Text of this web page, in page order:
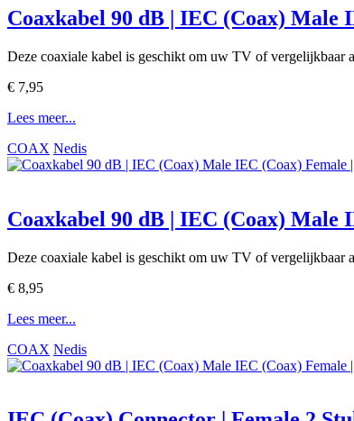
Coaxkabel 90 dB | IEC (Coax) Male
Deze coaxiale kabel is geschikt om uw TV of vergelijkbaar
€ 7,95
Lees meer...
COAX Nedis
Coaxkabel 90 dB | IEC (Coax) Male
Deze coaxiale kabel is geschikt om uw TV of vergelijkbaar
€ 8,95
Lees meer...
COAX Nedis